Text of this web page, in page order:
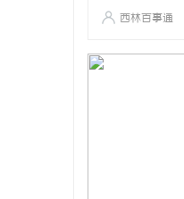
西林百事通